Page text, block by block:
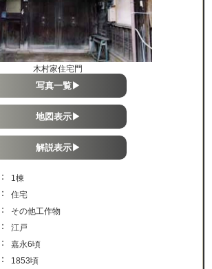
木村家住宅門
写真一覧▶
地図表示▶
解説表示▶
：
1棟
：
住宅
：
その他工作物
：
江戸
：
嘉永6頃
：
1853頃